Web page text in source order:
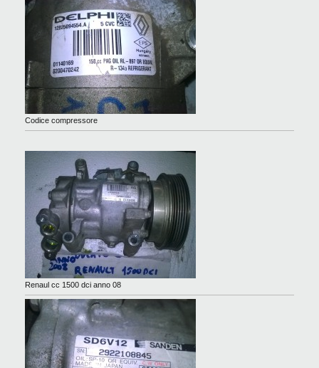
Codice compressore
Renaul cc 1500 dci anno 08